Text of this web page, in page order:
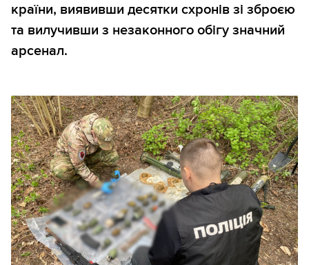
країни, виявивши десятки схронів зі зброєю
та вилучивши з незаконного обігу значний
арсенал.